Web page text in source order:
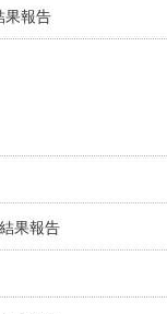
報告
果報告